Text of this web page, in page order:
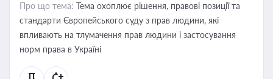
Про що тема: Тема охоплює рішення, правові позиції та
стандарти Європейського суду з прав людини, які
впливають на тлумачення прав людини і застосування
норм права в Україні